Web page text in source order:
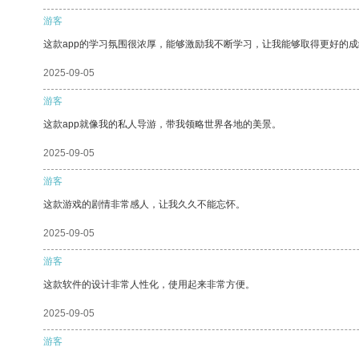
游客
这款app的学习氛围很浓厚，能够激励我不断学习，让我能够取得更好的
2025-09-05
游客
这款app就像我的私人导游，带我领略世界各地的美景。
2025-09-05
游客
这款游戏的剧情非常感人，让我久久不能忘怀。
2025-09-05
游客
这款软件的设计非常人性化，使用起来非常方便。
2025-09-05
游客